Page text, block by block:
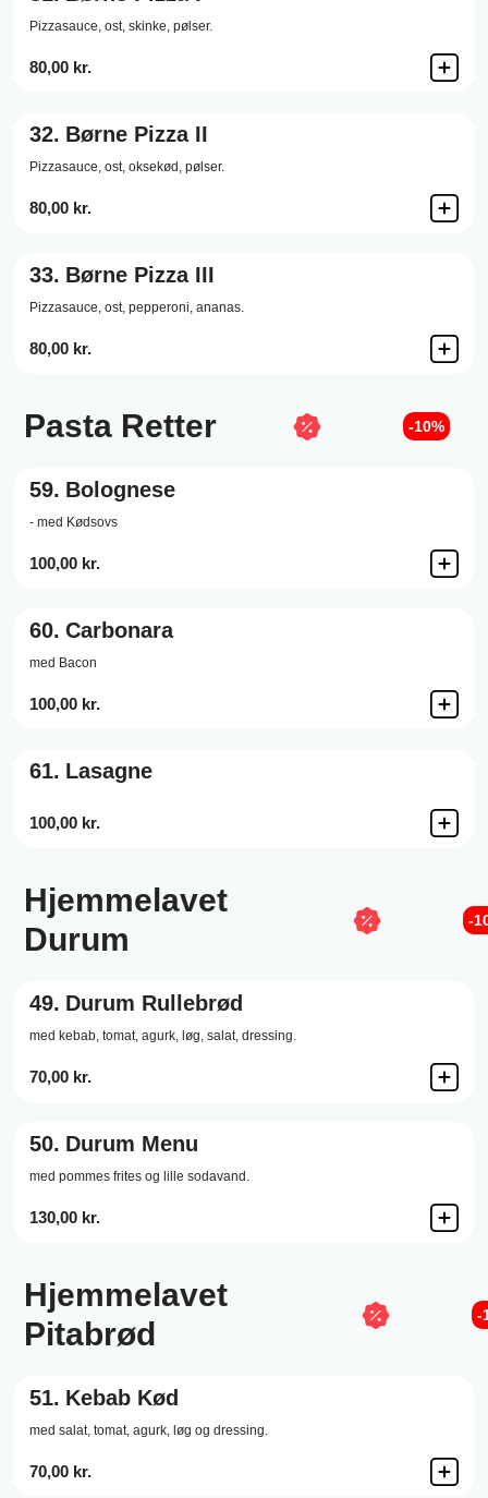
Pizzasauce, ost, skinke, pølser.
80,00 kr.
32. Børne Pizza II
Pizzasauce, ost, oksekød, pølser.
80,00 kr.
33. Børne Pizza III
Pizzasauce, ost, pepperoni, ananas.
80,00 kr.
Pasta Retter -10%
59. Bolognese
- med Kødsovs
100,00 kr.
60. Carbonara
med Bacon
100,00 kr.
61. Lasagne
100,00 kr.
Hjemmelavet
Durum
-
49. Durum Rullebrød
med kebab, tomat, agurk, løg, salat, dressing.
70,00 kr.
50. Durum Menu
med pommes frites og lille sodavand.
130,00 kr.
Hjemmelavet
Pitabrød
-
51. Kebab Kød
med salat, tomat, agurk, løg og dressing.
70,00 kr.